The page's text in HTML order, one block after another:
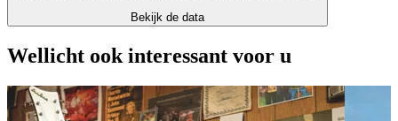
Bekijk de data
Wellicht ook interessant voor u